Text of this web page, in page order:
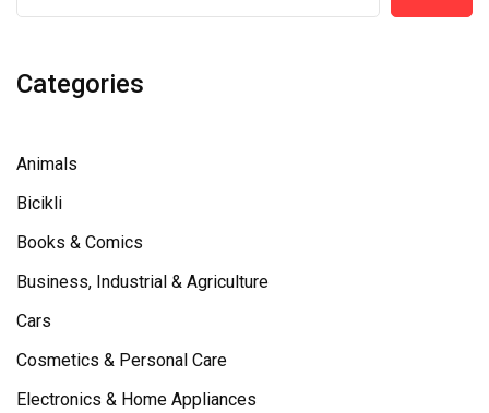
Categories
Animals
Bicikli
Books & Comics
Business, Industrial & Agriculture
Cars
Cosmetics & Personal Care
Electronics & Home Appliances